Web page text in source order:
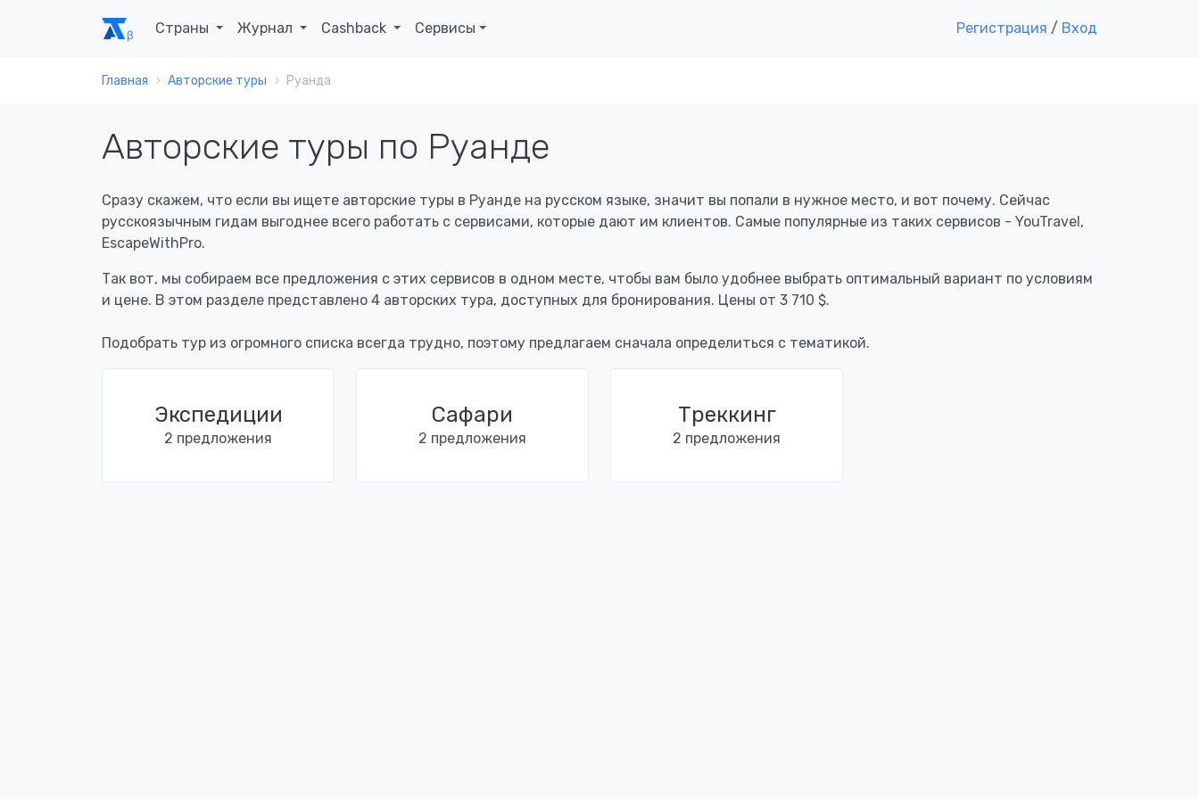
Страны Журнал Cashback Сервисы Регистрация / Вход
Главная Авторские туры Руанда
Авторские туры по Руанде
Сразу скажем, что если вы ищете авторские туры в Руанде на русском языке, значит вы попали в нужное место, и вот почему. Сейчас
русскоязычным гидам выгоднее всего работать с сервисами, которые дают им клиентов. Самые популярные из таких сервисов - YouTravel,
EscapeWithPro.
Так вот, мы собираем все предложения с этих сервисов в одном месте, чтобы вам было удобнее выбрать оптимальный вариант по условиям
и цене. В этом разделе представлено 4 авторских тура, доступных для бронирования. Цены от 3 710 $.
Подобрать тур из огромного списка всегда трудно, поэтому предлагаем сначала определиться с тематикой.
Экспедиции
2 предложения
Сафари
2 предложения
Треккинг
2 предложения